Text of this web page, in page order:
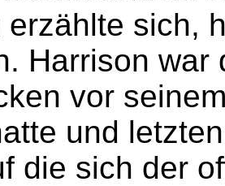
erzählte sich,
Harrison
vor
und
die sich der